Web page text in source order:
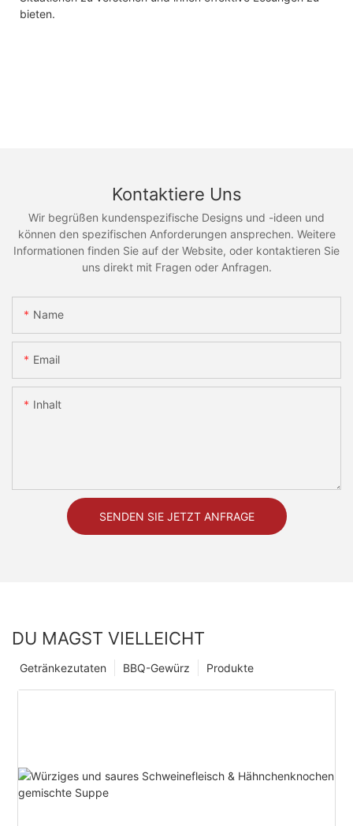
bieten.
Kontaktiere Uns
Wir begrüßen kundenspezifische Designs und -ideen und
können den spezifischen Anforderungen ansprechen. Weitere
Informationen finden Sie auf der Website, oder kontaktieren Sie
uns direkt mit Fragen oder Anfragen.
Name
Email
Inhalt
SENDEN SIE JETZT ANFRAGE
DU MAGST VIELLEICHT
Produkte
BBQ-Gewürz
Getränkezutaten